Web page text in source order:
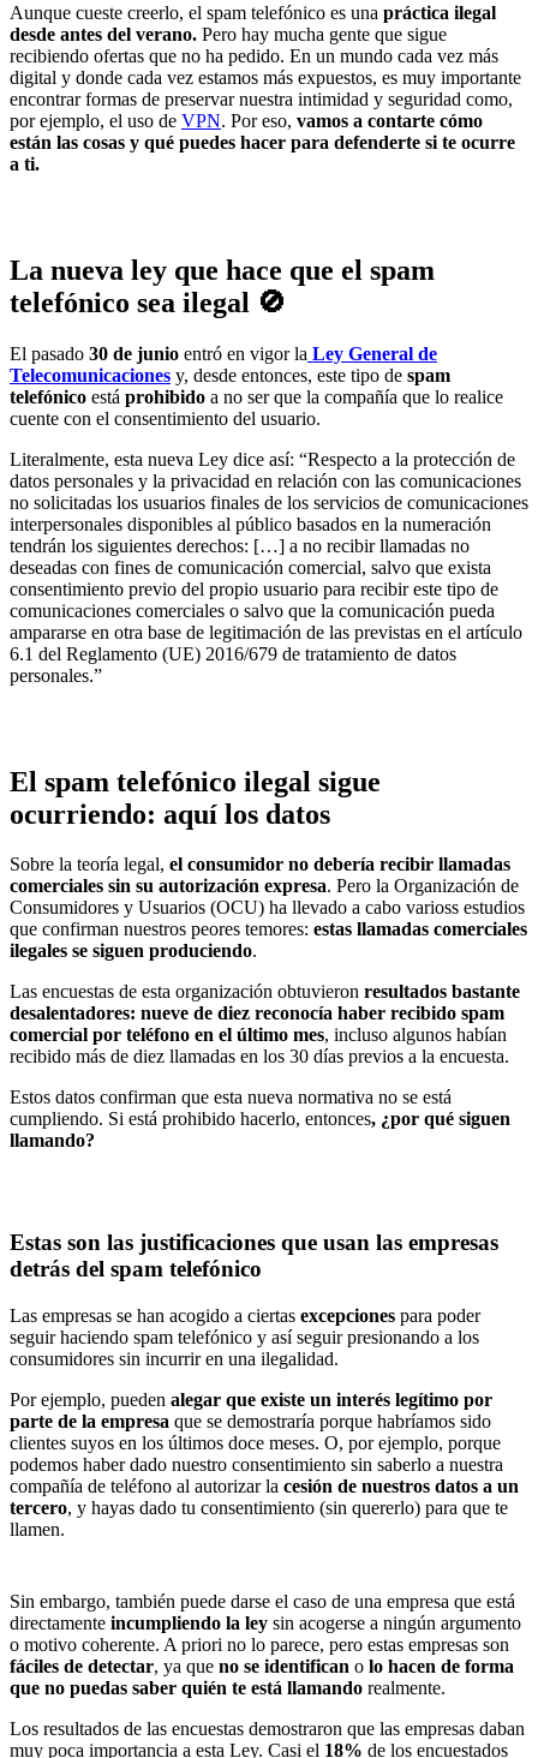
Aunque cueste creerlo, el spam telefónico es una práctica ilegal
desde antes del verano. Pero hay mucha gente que sigue
recibiendo ofertas que no ha pedido. En un mundo cada vez más
digital y donde cada vez estamos más expuestos, es muy importante
encontrar formas de preservar nuestra intimidad y seguridad como,
por ejemplo, el uso de VPN. Por eso, vamos a contarte cómo
están las cosas y qué puedes hacer para defenderte si te ocurre
a ti.
La nueva ley que hace que el spam
telefónico sea ilegal 🚫
El pasado 30 de junio entró en vigor la Ley General de
Telecomunicaciones y, desde entonces, este tipo de spam
telefónico está prohibido a no ser que la compañía que lo realice
cuente con el consentimiento del usuario.
Literalmente, esta nueva Ley dice así: “Respecto a la protección de
datos personales y la privacidad en relación con las comunicaciones
no solicitadas los usuarios finales de los servicios de comunicaciones
interpersonales disponibles al público basados en la numeración
tendrán los siguientes derechos: […] a no recibir llamadas no
deseadas con fines de comunicación comercial, salvo que exista
consentimiento previo del propio usuario para recibir este tipo de
comunicaciones comerciales o salvo que la comunicación pueda
ampararse en otra base de legitimación de las previstas en el artículo
6.1 del Reglamento (UE) 2016/679 de tratamiento de datos
personales.”
El spam telefónico ilegal sigue
ocurriendo: aquí los datos
Sobre la teoría legal, el consumidor no debería recibir llamadas
comerciales sin su autorización expresa. Pero la Organización de
Consumidores y Usuarios (OCU) ha llevado a cabo varioss estudios
que confirman nuestros peores temores: estas llamadas comerciales
ilegales se siguen produciendo.
Las encuestas de esta organización obtuvieron resultados bastante
desalentadores: nueve de diez reconocía haber recibido spam
comercial por teléfono en el último mes, incluso algunos habían
recibido más de diez llamadas en los 30 días previos a la encuesta.
Estos datos confirman que esta nueva normativa no se está
cumpliendo. Si está prohibido hacerlo, entonces, ¿por qué siguen
llamando?
Estas son las justificaciones que usan las empresas
detrás del spam telefónico
Las empresas se han acogido a ciertas excepciones para poder
seguir haciendo spam telefónico y así seguir presionando a los
consumidores sin incurrir en una ilegalidad.
Por ejemplo, pueden alegar que existe un interés legítimo por
parte de la empresa que se demostraría porque habríamos sido
clientes suyos en los últimos doce meses. O, por ejemplo, porque
podemos haber dado nuestro consentimiento sin saberlo a nuestra
compañía de teléfono al autorizar la cesión de nuestros datos a un
tercero, y hayas dado tu consentimiento (sin quererlo) para que te
llamen.
Sin embargo, también puede darse el caso de una empresa que está
directamente incumpliendo la ley sin acogerse a ningún argumento
o motivo coherente. A priori no lo parece, pero estas empresas son
fáciles de detectar, ya que no se identifican o lo hacen de forma
que no puedas saber quién te está llamando realmente.
Los resultados de las encuestas demostraron que las empresas daban
muy poca importancia a esta Ley. Casi el 18% de los encuestados